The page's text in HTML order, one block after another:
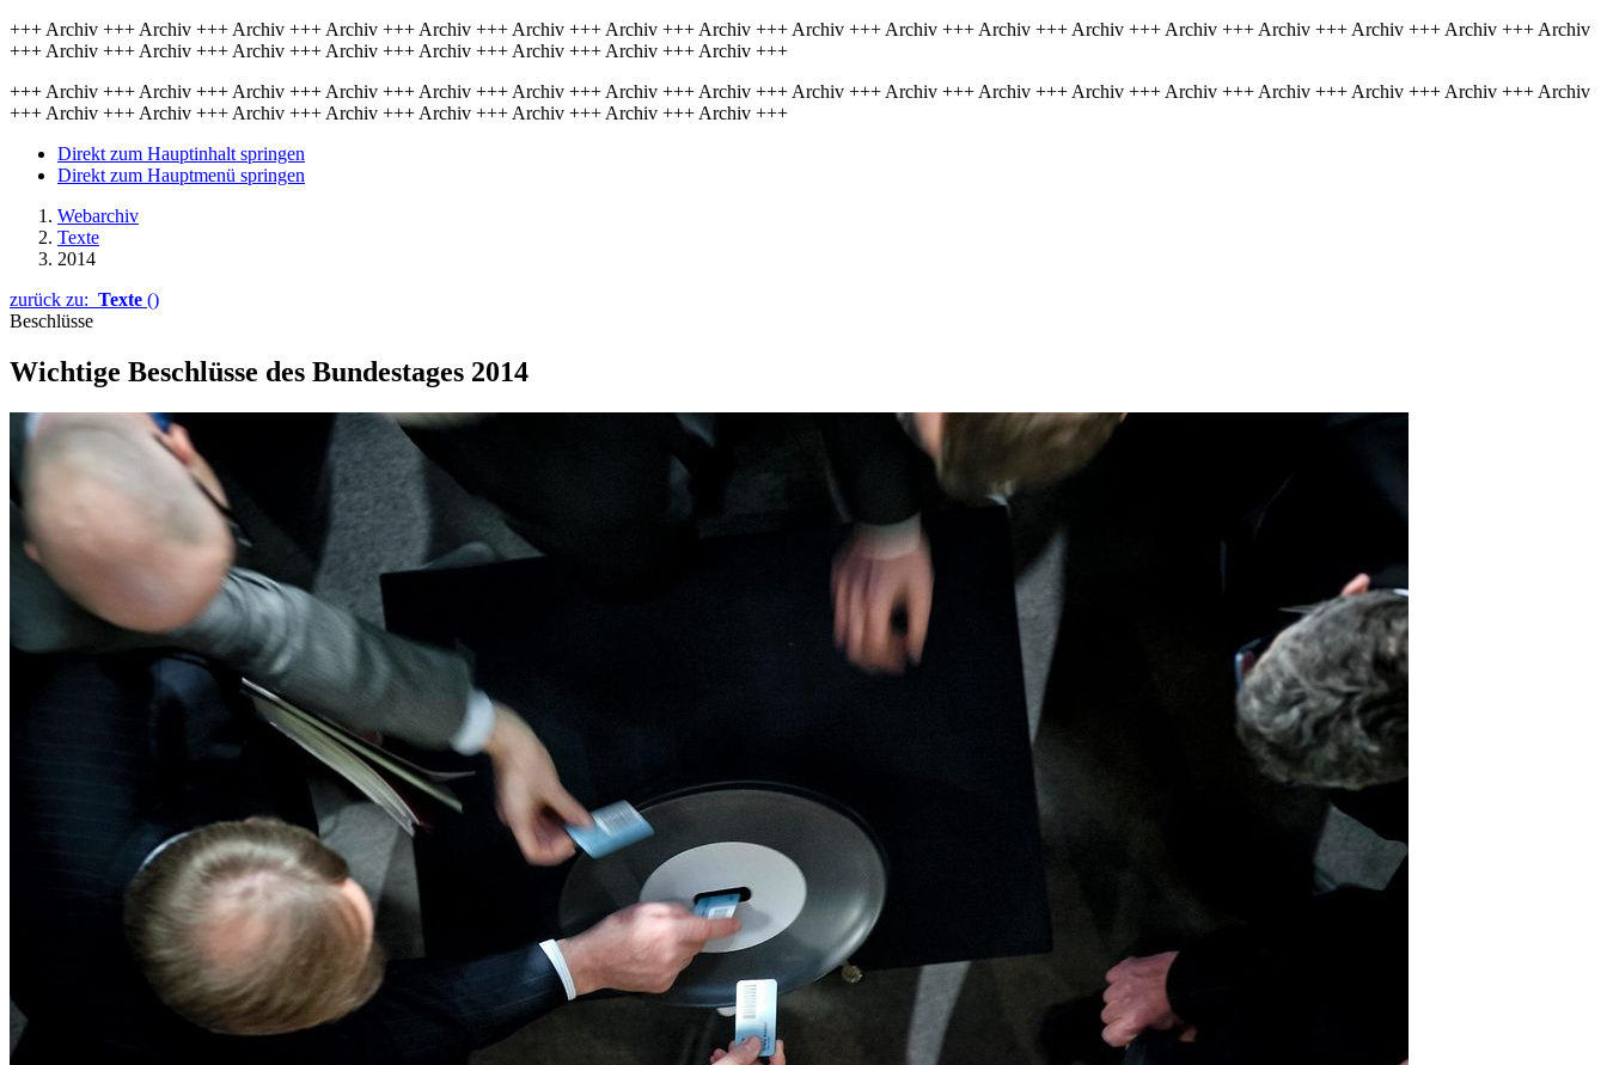
+++ Archiv +++ Archiv +++ Archiv +++ Archiv +++ Archiv +++ Archiv +++ Archiv +++ Archiv +++ Archiv +++ Archiv +++ Archiv +++ Archiv +++ Archiv +++ Archiv +++ Archiv +++ Archiv +++ Archiv
+++ Archiv +++ Archiv +++ Archiv +++ Archiv +++ Archiv +++ Archiv +++ Archiv +++ Archiv +++
+++ Archiv +++ Archiv +++ Archiv +++ Archiv +++ Archiv +++ Archiv +++ Archiv +++ Archiv +++ Archiv +++ Archiv +++ Archiv +++ Archiv +++ Archiv +++ Archiv +++ Archiv +++ Archiv +++ Archiv
+++ Archiv +++ Archiv +++ Archiv +++ Archiv +++ Archiv +++ Archiv +++ Archiv +++ Archiv +++
Direkt zum Hauptinhalt springen
Direkt zum Hauptmenü springen
Webarchiv
Texte
2014
zurück zu: Texte ()
Beschlüsse
Wichtige Beschlüsse des Bundestages 2014